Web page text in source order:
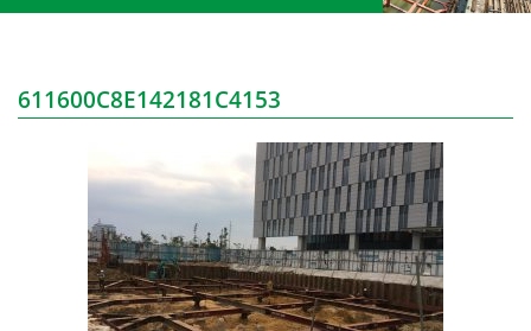
611600C8E142181C4153